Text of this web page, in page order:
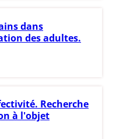
dans
des adultes.
Recherche
à l'objet